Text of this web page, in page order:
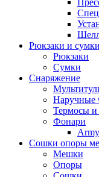
Рюкзаки и сумки
Рюкзаки
Сумки
Снаряжение
Наручные
Термосы и
Фонари
Сошки опоры
Мешки
Опоры